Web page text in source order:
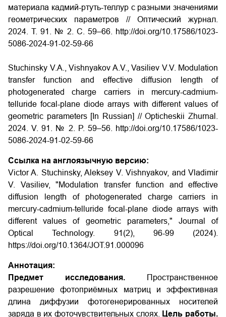
материала кадмий-ртуть-теллур с разными значениями
геометрических параметров // Оптический журнал.
2024. Т. 91. № 2. С . 59–66. http://doi.org/10.17586/1023-
5086-2024-91-02-59-66
Stuchinsky V.A., Vishnyakov A.V., Vasiliev V.V. Modulation
transfer function and effective diffusion length of
photogenerated charge carriers in mercury-cadmium-
telluride focal-plane diode arrays with different values of
geometric parameters [In Russian] // Opticheskii Zhurnal.
2024.V. 91. № 2. P. 59–56. http://doi.org/10.17586/1023-
5086-2024-91-02-59-66
Ссылка на англоязычную версию:
Victor A. Stuchinsky, Aleksey V. Vishnyakov, and Vladimir
V. Vasiliev, "Modulation transfer function and effective
diffusion length of photogenerated charge carriers in
mercury-cadmium-telluride focal-plane diode arrays with
different values of geometric parameters," Journal of
Optical Technology. 91(2),
96-99 (2024).
https://doi.org/10.1364/JOT.91.000096
Аннотация:
Предмет исследования. Пространственное
разрешение фотоприёмных матриц и эффективная
длина диффузии фотогенерированных носителей
заряда в их фоточувствительных слоях.
Цель работы.